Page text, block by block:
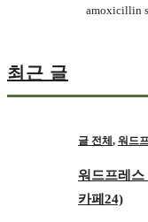
amoxicillin
최근 글
글 전체, 워드
워드프레
카페24)